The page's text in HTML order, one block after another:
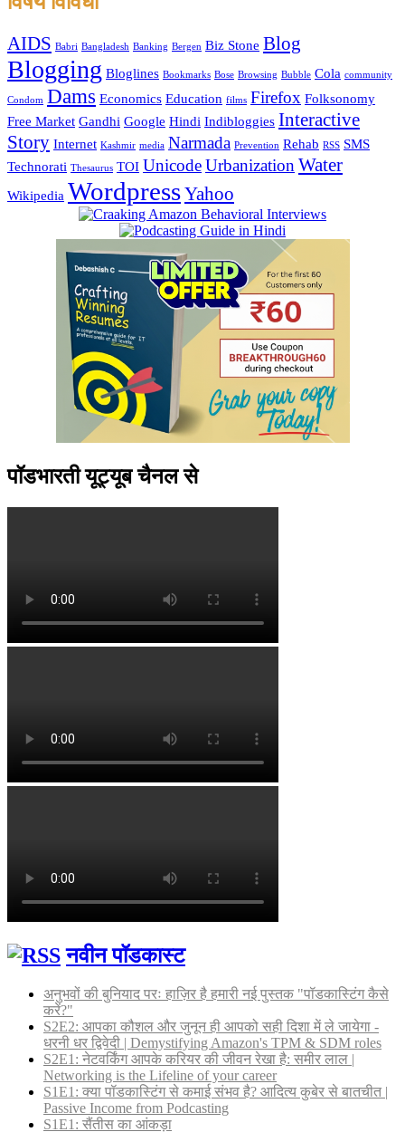
AIDS Babri Bangladesh Banking Bergen Biz Stone Blog
Blogging Bloglines Bookmarks Bose Browsing Bubble Cola community
Condom Dams Economics Education films Firefox Folksonomy
Free Market Gandhi Google Hindi Indibloggies Interactive
Story Internet Kashmir media Narmada Prevention Rehab RSS SMS
Technorati Thesaurus TOI UnicodeUrbanization Water
Wikipedia WordpressYahoo
पॉडभारती यूट्यूब चैनल से
नवीन पॉडकास्ट
अनुभवों की बुनियाद परः हाज़िर है हमारी नई पुस्तक "पॉडकास्टिंग कैसे
करें?"
S2E2: आपका कौशल और जुनून ही आपको सही दिशा में ले जायेगा -
धरनी धर द्विवेदी | Demystifying Amazon's TPM & SDM roles
S2E1: नेटवर्किंग आपके करियर की जीवन रेखा है: समीर लाल |
Networking is the Lifeline of your career
S1E1: क्या पॉडकास्टिंग से कमाई संभव है? आदित्य कुबेर से बातचीत |
Passive Income from Podcasting
S1E1: सैंतीस का आंकड़ा